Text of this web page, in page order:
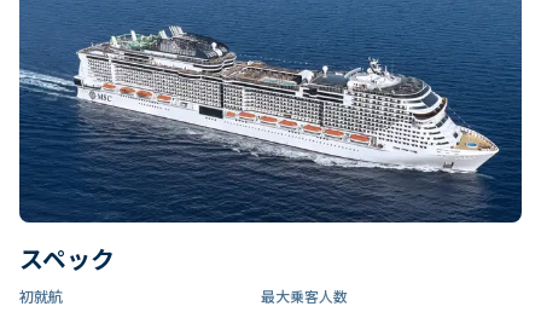
スペック
初就航 最大乗客人数